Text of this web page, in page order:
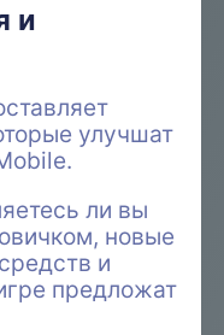
и
улучшат
ли вы
новые
и
предложат